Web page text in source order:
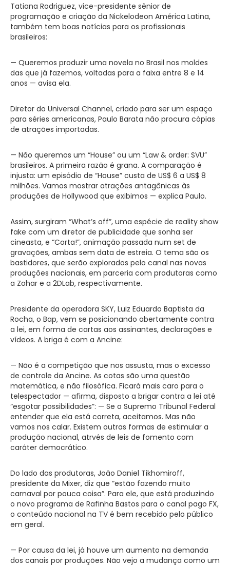
Tatiana Rodriguez, vice-presidente sênior de
programação e criação da Nickelodeon América Latina,
também tem boas notícias para os profissionais
brasileiros:
— Queremos produzir uma novela no Brasil nos moldes
das que já fazemos, voltadas para a faixa entre 8 e 14
anos — avisa ela.
Diretor do Universal Channel, criado para ser um espaço
para séries americanas, Paulo Barata não procura cópias
de atrações importadas.
— Não queremos um “House” ou um “Law & order: SVU”
brasileiros. A primeira razão é grana. A comparação é
injusta: um episódio de “House” custa de US$ 6 a US$ 8
milhões. Vamos mostrar atrações antagônicas às
produções de Hollywood que exibimos — explica Paulo.
Assim, surgiram “What’s off”, uma espécie de reality show
fake com um diretor de publicidade que sonha ser
cineasta, e “Corta!”, animação passada num set de
gravações, ambas sem data de estreia. O tema são os
bastidores, que serão explorados pelo canal nas novas
produções nacionais, em parceria com produtoras como
a Zohar e a 2DLab, respectivamente.
Presidente da operadora SKY, Luiz Eduardo Baptista da
Rocha, o Bap, vem se posicionando abertamente contra
a lei, em forma de cartas aos assinantes, declarações e
vídeos. A briga é com a Ancine:
— Não é a competição que nos assusta, mas o excesso
de controle da Ancine. As cotas são uma questão
matemática, e não filosófica. Ficará mais caro para o
telespectador — afirma, disposto a brigar contra a lei até
“esgotar possibilidades”: — Se o Supremo Tribunal Federal
entender que ela está correta, aceitamos. Mas não
vamos nos calar. Existem outras formas de estimular a
produção nacional, atrvés de leis de fomento com
caráter democrático.
Do lado das produtoras, João Daniel Tikhomiroff,
presidente da Mixer, diz que “estão fazendo muito
carnaval por pouca coisa”. Para ele, que está produzindo
o novo programa de Rafinha Bastos para o canal pago FX,
o conteúdo nacional na TV é bem recebido pelo público
em geral.
— Por causa da lei, já houve um aumento na demanda
dos canais por produções. Não vejo a mudança como um